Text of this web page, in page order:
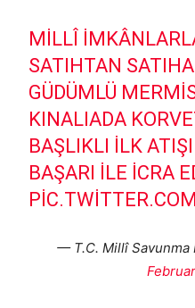
MILLÎ
SATIHTAN
GÜDÜMLÜ
KINALIADA
BAŞLIKLI ILK
BAŞARI ILE ICRA
— T.C. Millî Savunma